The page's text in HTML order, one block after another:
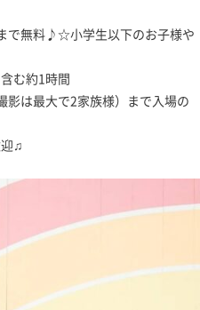
で無料♪☆小学生以下のお子様や
む約1時間
は最大で2家族様）まで入場の
♫